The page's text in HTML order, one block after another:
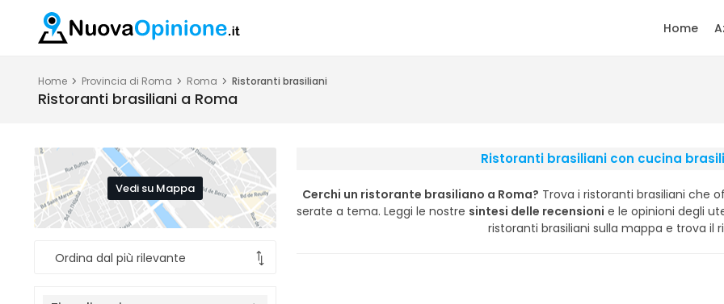
Home
Home Provincia di Roma Roma Ristoranti brasiliani
Ristoranti brasiliani a Roma
Vedi su Mappa
Ristoranti brasiliani con cucina
Cerchi un ristorante brasiliano a Roma? Trova i ristoranti brasiliani che
serate a tema. Leggi le nostre sintesi delle recensioni e le opinioni degli
ristoranti brasiliani sulla mappa e trova il